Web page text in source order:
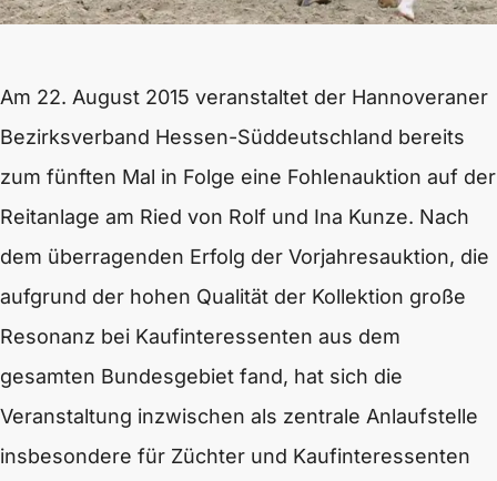
Am 22. August 2015 veranstaltet der Hannoveraner
Bezirksverband Hessen-Süddeutschland bereits
zum fünften Mal in Folge eine Fohlenauktion auf der
Reitanlage am Ried von Rolf und Ina Kunze. Nach
dem überragenden Erfolg der Vorjahresauktion, die
aufgrund der hohen Qualität der Kollektion große
Resonanz bei Kaufinteressenten aus dem
gesamten Bundesgebiet fand, hat sich die
Veranstaltung inzwischen als zentrale Anlaufstelle
insbesondere für Züchter und Kaufinteressenten